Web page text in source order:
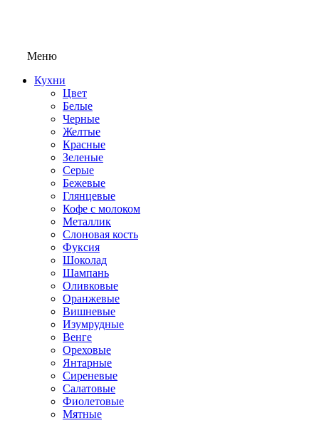
Меню
Кухни
Цвет
Белые
Черные
Желтые
Красные
Зеленые
Серые
Бежевые
Глянцевые
Кофе с молоком
Металлик
Слоновая кость
Фуксия
Шоколад
Шампань
Оливковые
Оранжевые
Вишневые
Изумрудные
Венге
Ореховые
Янтарные
Сиреневые
Салатовые
Фиолетовые
Мятные